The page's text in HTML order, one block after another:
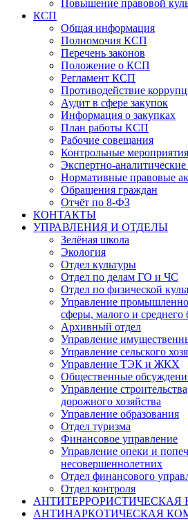
Повышение правовой
КСП
Общая информация
Полномочия КСП
Перечень законов
Положение о КСП
Регламент КСП
Противодействие
Аудит в сфере закупок
Информация о закупках
План работы КСП
Рабочие совещания
Контрольные мероприятия
Экспертно-
Нормативные правовые
Обращения граждан
Отчёт по 8-ФЗ
КОНТАКТЫ
УПРАВЛЕНИЯ И ОТДЕЛЫ
Зелёная школа
Экология
Отдел культуры
Отдел по делам ГО и ЧС
Отдел по физической
Управление
сферы, малого и среднего
Архивный отдел
Управление
Управление сельского
Управление ТЭК и ЖКХ
Общественные
Управление
дорожного хозяйства
Управление образования
Отдел туризма
Финансовое управление
Управление опеки и
несовершеннолетних
Отдел финансового
Отдел контроля
АНТИНАРКОТИЧЕСКАЯ